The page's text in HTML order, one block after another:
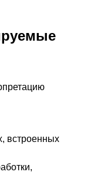
встроенных